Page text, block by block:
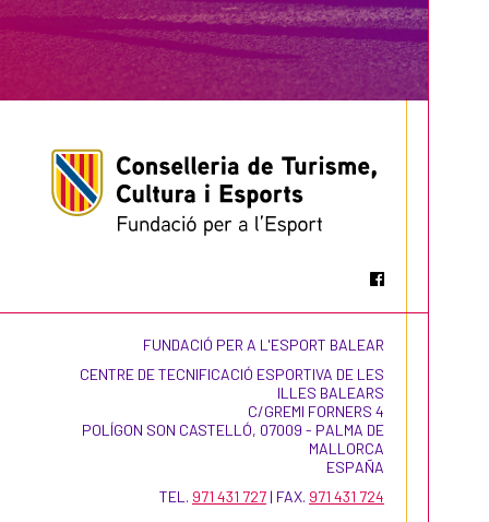
Setmana de l’Esport Adaptat 2020
FUNDACIÓ PER A L'ESPORT BALEAR
CENTRE DE TECNIFICACIÓ ESPORTIVA DE LES
ILLES BALEARS
C/GREMI FORNERS 4
POLÍGON SON CASTELLÓ, 07009 - PALMA DE
MALLORCA
ESPAÑA
TEL. 971 431 727 | FAX. 971 431 724